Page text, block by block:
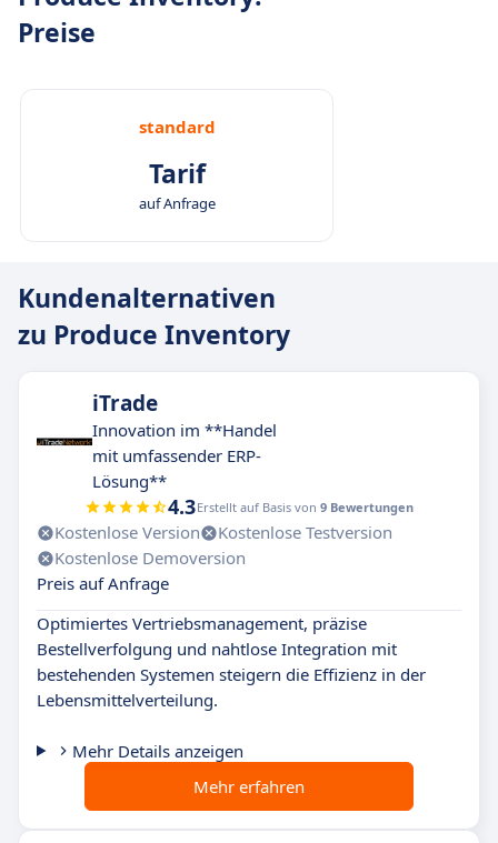
Preise
standard
Tarif
auf Anfrage
Kundenalternativen
zu Produce Inventory
iTrade
Innovation im **Handel
mit umfassender ERP-
Lösung**
4.3Erstellt auf Basis von 9 Bewertungen
Kostenlose Version
Kostenlose Testversion
Kostenlose Demoversion
Preis auf Anfrage
Optimiertes Vertriebsmanagement, präzise
Bestellverfolgung und nahtlose Integration mit
bestehenden Systemen steigern die Effizienz in der
Lebensmittelverteilung.
Mehr Details anzeigen
Mehr erfahren